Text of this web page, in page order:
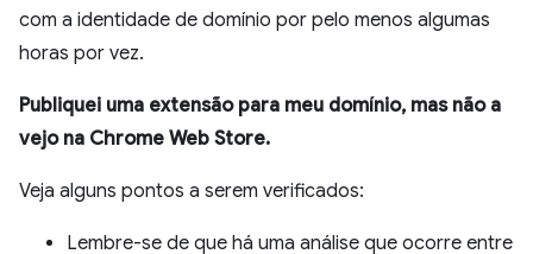
com a identidade de domínio por pelo menos algumas
horas por vez.
Publiquei uma extensão para meu domínio, mas não a
vejo na Chrome Web Store.
Veja alguns pontos a serem verificados:
Lembre-se de que há uma análise que ocorre entre